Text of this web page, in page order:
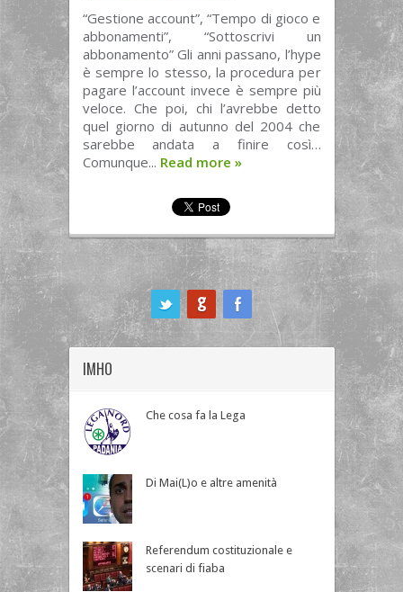
“Gestione account”, “Tempo di gioco e
abbonamenti”, “Sottoscrivi un
abbonamento” Gli anni passano, l’hype
è sempre lo stesso, la procedura per
pagare l’account invece è sempre più
veloce. Che poi, chi l’avrebbe detto
quel giorno di autunno del 2004 che
sarebbe andata a finire così…
Comunque... Read more »
IMHO
Che cosa fa la Lega
Di Mai(L)o e altre amenità
Referendum costituzionale e
scenari di fiaba